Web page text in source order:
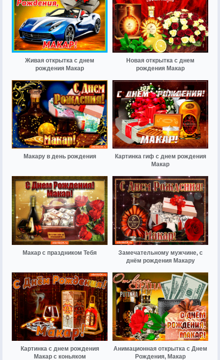
Живая открытка с днем
рождения Макар
Новая открытка с днем
рождения Макар
Макару в день рождения
Картинка гиф с днем рождения
Макар
Макар с праздником Тебя
Замечательному мужчине, с
днём рождения Макару
Картинка с днем рождения
Макар с коньяком
Анимационная открытка с Днем
Рождения, Макар